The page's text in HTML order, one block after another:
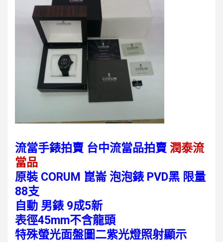
流當手錶拍賣 台中流當品拍賣 潤泰流
當品
原裝 CORUM 崑崙 泡泡錶 PVD黑 限量
88支
自動 男錶 9成5新
表徑45mm不含龍頭
特殊螢光面盤圖二紫光燈照射顯示